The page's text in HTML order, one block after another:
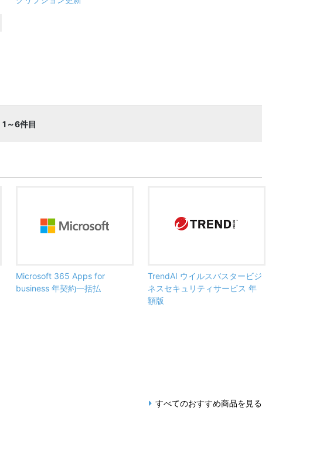
1～6件目
Microsoft 365 Apps for
business 年契約一括払
TrendAI ウイルスバスタービジ
ネスセキュリティサービス 年
額版
すべてのおすすめ商品を見る